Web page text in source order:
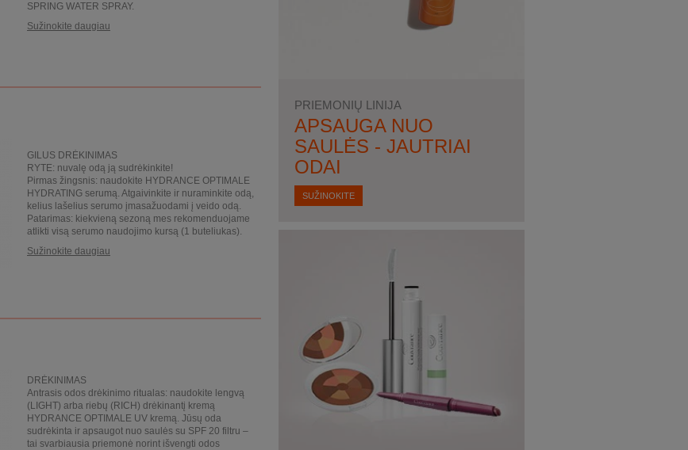
SPRING WATER SPRAY.
Sužinokite daugiau
GILUS DRĖKINIMAS
RYTE: nuvalę odą ją sudrėkinkite!
Pirmas žingsnis: naudokite HYDRANCE OPTIMALE
HYDRATING serumą. Atgaivinkite ir nuraminkite odą,
kelius lašelius serumo įmasažuodami į veido odą.
Patarimas: kiekvieną sezoną mes rekomenduojame
atlikti visą serumo naudojimo kursą (1 buteliukas).
Sužinokite daugiau
DRĖKINIMAS
Antrasis odos drėkinimo ritualas: naudokite lengvą
(LIGHT) arba riebų (RICH) drėkinantį kremą
HYDRANCE OPTIMALE UV kremą. Jūsų oda
sudrėkinta ir apsaugot nuo saulės su SPF 20 filtru –
tai svarbiausia priemonė norint išvengti odos
PRIEMONIŲ LINIJA
APSAUGA NUO
SAULĖS - JAUTRIAI
ODAI
SUŽINOKITE